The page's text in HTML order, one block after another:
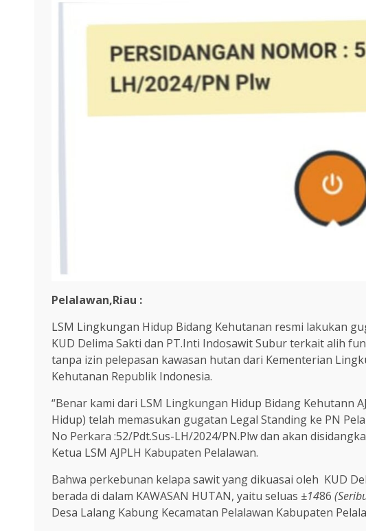
Pelalawan,Riau :
LSM Lingkungan Hidup Bidang Kehutanan resmi lakukan
KUD Delima Sakti dan PT.Inti Indosawit Subur terkait alih
tanpa izin pelepasan kawasan hutan dari Kementerian
Kehutanan Republik Indonesia.
“Benar kami dari LSM Lingkungan Hidup Bidang Kehutann
Hidup) telah memasukan gugatan Legal Standing ke PN
No Perkara :52/Pdt.Sus-LH/2024/PN.Plw dan akan
Ketua LSM AJPLH Kabupaten Pelalawan.
Bahwa perkebunan kelapa sawit yang dikuasai oleh KUD
berada di dalam KAWASAN HUTAN, yaitu seluas ±1486
Desa Lalang Kabung Kecamatan Pelalawan Kabupaten